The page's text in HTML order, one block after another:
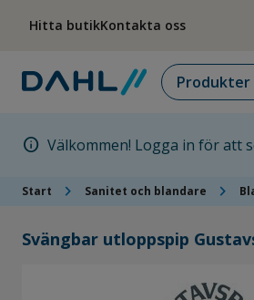
Hitta butikKontakta oss
Produkter
info Välkommen! Logga in för att
Start chevron_right Sanitet och blandare chevron_right
Svängbar utloppspip